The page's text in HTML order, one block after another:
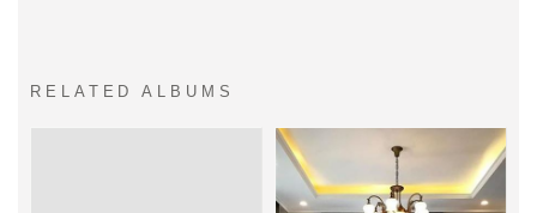
RELATED ALBUMS